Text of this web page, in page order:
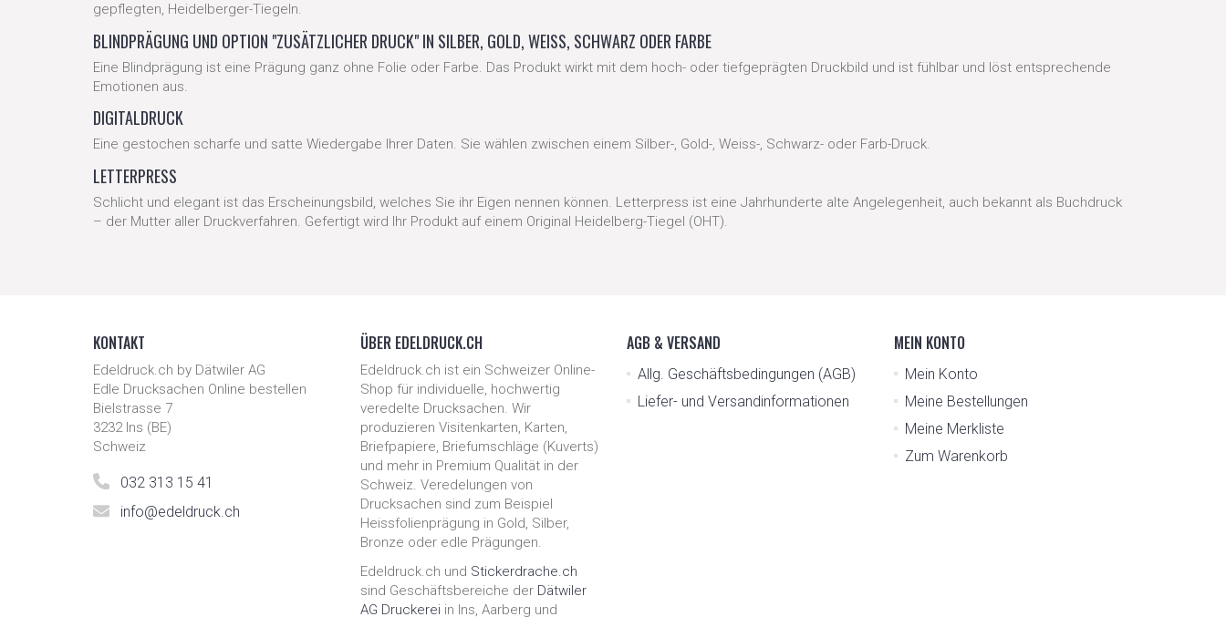
gepflegten, Heidelberger-Tiegeln.
BLINDPRÄGUNG UND OPTION "ZUSÄTZLICHER DRUCK" IN SILBER, GOLD, WEISS, SCHWARZ ODER FARBE
Eine Blindprägung ist eine Prägung ganz ohne Folie oder Farbe. Das Produkt wirkt mit dem hoch- oder tiefgeprägten Druckbild und ist fühlbar und löst entsprechende
Emotionen aus.
DIGITALDRUCK
Eine gestochen scharfe und satte Wiedergabe Ihrer Daten. Sie wählen zwischen einem Silber-, Gold-, Weiss-, Schwarz- oder Farb-Druck.
LETTERPRESS
Schlicht und elegant ist das Erscheinungsbild, welches Sie ihr Eigen nennen können. Letterpress ist eine Jahrhunderte alte Angelegenheit, auch bekannt als Buchdruck
– der Mutter aller Druckverfahren. Gefertigt wird Ihr Produkt auf einem Original Heidelberg-Tiegel (OHT).
KONTAKT
Edeldruck.ch by Dätwiler AG
Edle Drucksachen Online bestellen
Bielstrasse 7
3232 Ins (BE)
Schweiz
032 313 15 41
info@edeldruck.ch
ÜBER EDELDRUCK.CH
Edeldruck.ch ist ein Schweizer Online-
Shop für individuelle, hochwertig
veredelte Drucksachen. Wir
produzieren Visitenkarten, Karten,
Briefpapiere, Briefumschläge (Kuverts)
und mehr in Premium Qualität in der
Schweiz. Veredelungen von
Drucksachen sind zum Beispiel
Heissfolienprägung in Gold, Silber,
Bronze oder edle Prägungen.
Edeldruck.ch und Stickerdrache.ch
sind Geschäftsbereiche der Dätwiler
AG Druckereiin Ins, Aarberg und
AGB & VERSAND
Allg. Geschäfts­be­ding­ungen (AGB)
Liefer- und Ver­sand­in­for­ma­tionen
MEIN KONTO
Mein Konto
Meine Bestellungen
Meine Merkliste
Zum Warenkorb